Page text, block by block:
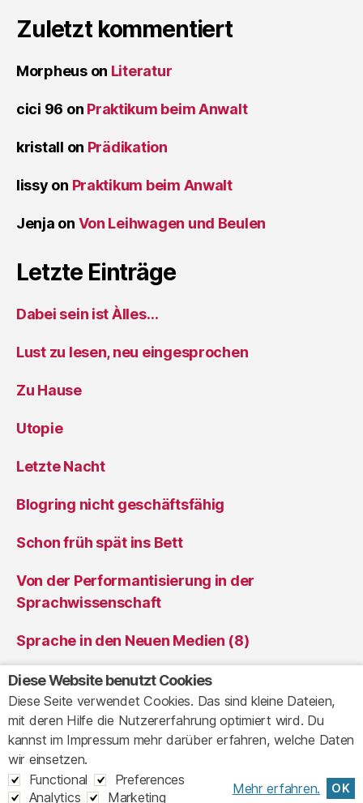
Zuletzt kommentiert
Morpheuson Literatur
cici 96 on Praktikum beim Anwalt
kristall on Prädikation
lissy on Praktikum beim Anwalt
Jenja on Von Leihwagen und Beulen
Letzte Einträge
Dabei sein ist Àlles…
Lust zu lesen, neu eingesprochen
Zu Hause
Utopie
Letzte Nacht
Blogring nicht geschäftsfähig
Schon früh spät ins Bett
Von der Performantisierung in der
Sprachwissenschaft
Sprache in den Neuen Medien (8)
Sprache in den Neuen Medien (7)
© 2026 Ansichten eines Clowns
Impressum
Up↑
Diese Website benutzt Cookies
Diese Seite verwendet Cookies. Das sind kleine Dateien,
mit deren Hilfe die Nutzererfahrung optimiert wird. Du
kannst im Impressum mehr darüber erfahren, welche Daten
wir einsetzen.
Granular
Cookie
Functional
Preferences
Analytics
Marketing
Mehr erfahren. OK